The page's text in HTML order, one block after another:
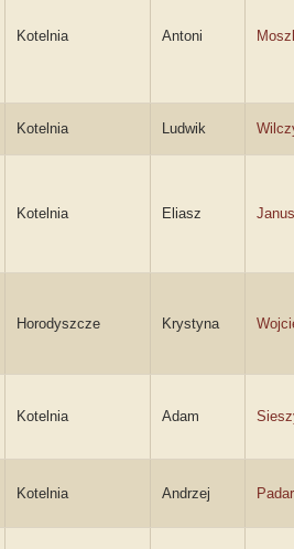
Kotelnia Antoni
Kotelnia Ludwik
Kotelnia Eliasz
Horodyszcze Krystyna
Kotelnia Adam
Kotelnia Andrzej